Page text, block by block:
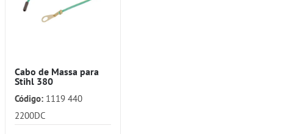
Cabo de Massa para
Stihl 380
Código:1119 440
2200DC